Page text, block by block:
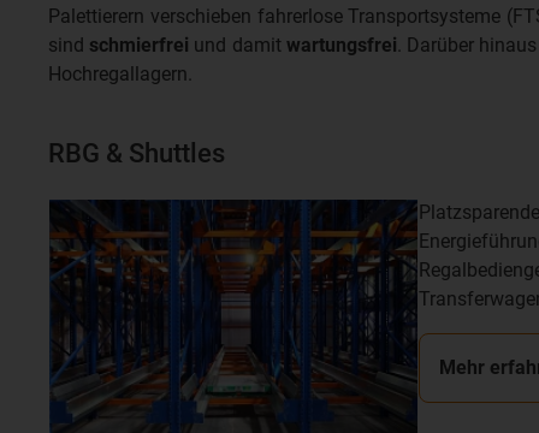
Palettierern verschieben fahrerlose Transportsysteme
sind schmierfrei und damit wartungsfrei. Darüber hinaus
Hochregallagern.
RBG & Shuttles
Mehr